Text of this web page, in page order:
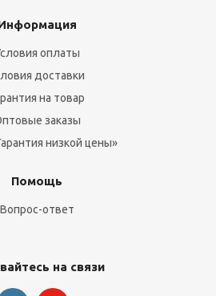
оплаты
доставки
на товар
заказы
низкой цены»
Помощь
Вопрос-ответ
на связи